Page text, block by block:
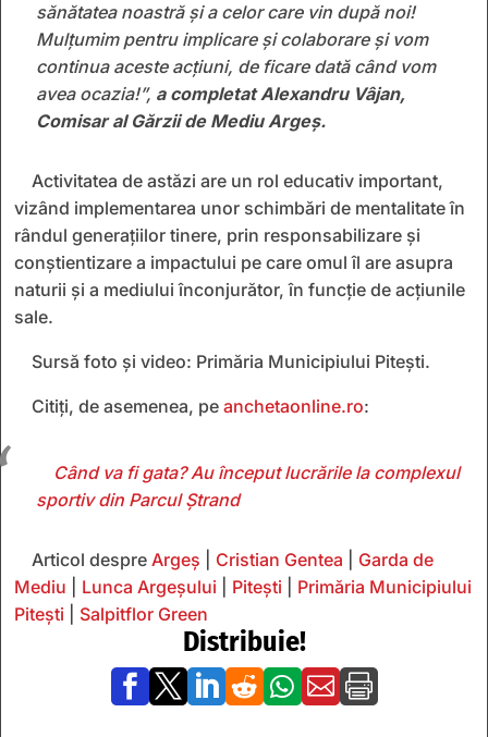
sănătatea noastră și a celor care vin după noi!
Mulțumim pentru implicare și colaborare și vom
continua aceste acțiuni, de ficare dată când vom
avea ocazia!”, a completat Alexandru Vâjan,
Comisar al Gărzii de Mediu Argeș.
Activitatea de astăzi are un rol educativ important,
vizând implementarea unor schimbări de mentalitate în
rândul generațiilor tinere, prin responsabilizare și
conștientizare a impactului pe care omul îl are asupra
naturii și a mediului înconjurător, în funcție de acțiunile
sale.
Sursă foto și video: Primăria Municipiului Pitești.
Citiți, de asemenea, pe anchetaonline.ro:
Când va fi gata? Au început lucrările la complexul
sportiv din Parcul Ștrand
Articol despre Argeș Cristian Gentea
Garda de
Mediu
Lunca Argeșului Pitești
Primăria Municipiului
Pitești
Salpitflor Green
Distribuie!
      